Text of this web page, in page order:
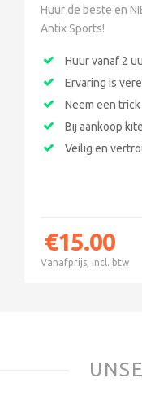
Huur de beste en
Antix Sports!
Huur vanaf 2
Ervaring is
Neem een
Bij aankoop
Veilig en
€15.00
Vanafprijs, incl. btw